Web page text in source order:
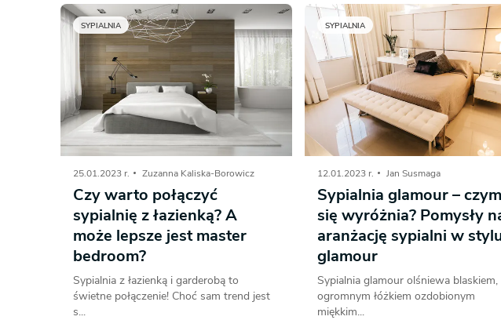
SYPIALNIA
25.01.2023 r. Zuzanna Kaliska-Borowicz
Czy warto połączyć
sypialnię z łazienką? A
może lepsze jest master
bedroom?
Sypialnia z łazienką i garderobą to
świetne połączenie! Choć sam trend jest
s...
SYPIALNIA
12.01.2023 r. Jan Susmaga
Sypialnia glamour – czym
się wyróżnia? Pomysły
aranżację sypialni w
glamour
Sypialnia glamour olśniewa
ogromnym łóżkiem ozdobionym
miękkim...